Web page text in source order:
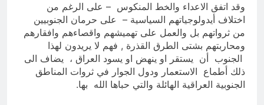
وقد اتفق الاعداء والخط المنكوس – على الرغم من
اختلاف أيدولوجياتهم السياسية – على حرمان الجنوبيين
من ثرواتهم بل والعمل على تهميشهم واقصاءهم وافقارهم
ومحاربتهم بشتى الطرق القذرة , فهم لا يريدون لهذا
الجنوب أن يستقر او ينهض او يسود العراق ، يضاف الى
ذلك أطماع الاستعمار ودول الجوار في ثروات المناطق
الجنوبية العراقية الهائلة والتي حباها الله بها.